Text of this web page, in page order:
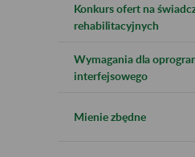
Konkurs ofert na
rehabilitacyjnych
Wymagania dla
interfejsowego
Mienie zbędne